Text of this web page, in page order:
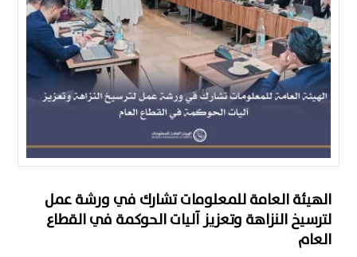
الهيئة العامة للمعلومات تشارك في ورشة عمل
لترسيخ النزاهة وتعزيز آليات الحوكمة في القطاع
العام